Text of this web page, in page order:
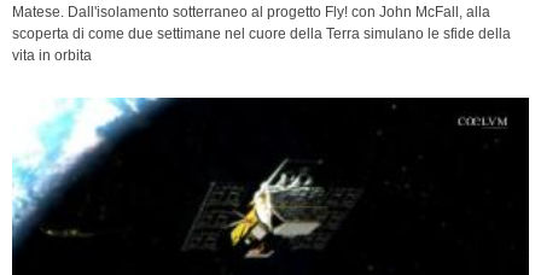
Matese. Dall'isolamento sotterraneo al progetto Fly! con John McFall, alla
scoperta di come due settimane nel cuore della Terra simulano le sfide della
vita in orbita